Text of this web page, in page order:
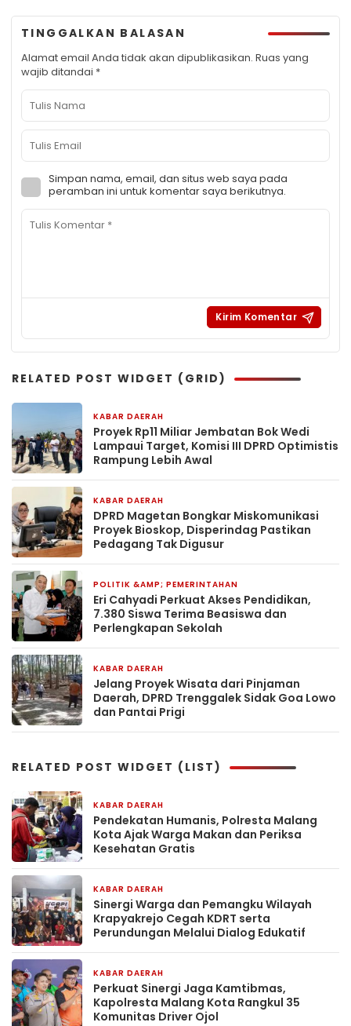
TINGGALKAN BALASAN
Alamat email Anda tidak akan dipublikasikan. Ruas yang
wajib ditandai *
Simpan nama, email, dan situs web saya pada
peramban ini untuk komentar saya berikutnya.
RELATED POST WIDGET (GRID)
KABAR DAERAH
Proyek Rp11 Miliar Jembatan Bok Wedi
Lampaui Target, Komisi III DPRD Optimistis
Rampung Lebih Awal
KABAR DAERAH
DPRD Magetan Bongkar Miskomunikasi
Proyek Bioskop, Disperindag Pastikan
Pedagang Tak Digusur
POLITIK &AMP; PEMERINTAHAN
Eri Cahyadi Perkuat Akses Pendidikan,
7.380 Siswa Terima Beasiswa dan
Perlengkapan Sekolah
KABAR DAERAH
Jelang Proyek Wisata dari Pinjaman
Daerah, DPRD Trenggalek Sidak Goa Lowo
dan Pantai Prigi
RELATED POST WIDGET (LIST)
KABAR DAERAH
Pendekatan Humanis, Polresta Malang
Kota Ajak Warga Makan dan Periksa
Kesehatan Gratis
KABAR DAERAH
Sinergi Warga dan Pemangku Wilayah
Krapyakrejo Cegah KDRT serta
Perundungan Melalui Dialog Edukatif
KABAR DAERAH
Perkuat Sinergi Jaga Kamtibmas,
Kapolresta Malang Kota Rangkul 35
Komunitas Driver Ojol